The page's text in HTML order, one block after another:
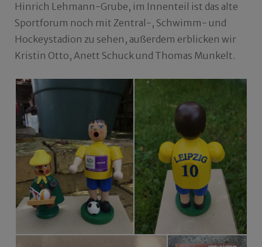
Hinrich Lehmann-Grube, im Innenteil ist das alte
Sportforum noch mit Zentral-, Schwimm- und
Hockeystadion zu sehen, außerdem erblicken wir
Kristin Otto, Anett Schuck und Thomas Munkelt.